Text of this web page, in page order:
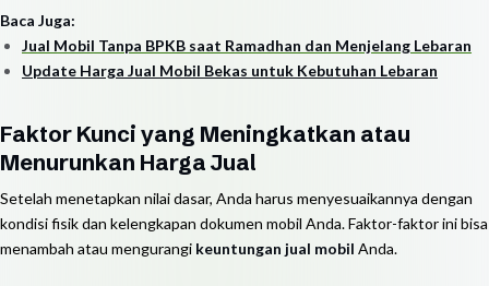
Baca Juga:
Jual Mobil Tanpa BPKB saat Ramadhan dan Menjelang Lebaran
Update Harga Jual Mobil Bekas untuk Kebutuhan Lebaran
Faktor Kunci yang Meningkatkan atau
Menurunkan Harga Jual
Setelah menetapkan nilai dasar, Anda harus menyesuaikannya dengan
kondisi fisik dan kelengkapan dokumen mobil Anda. Faktor-faktor ini bisa
menambah atau mengurangi keuntungan jual mobil Anda.